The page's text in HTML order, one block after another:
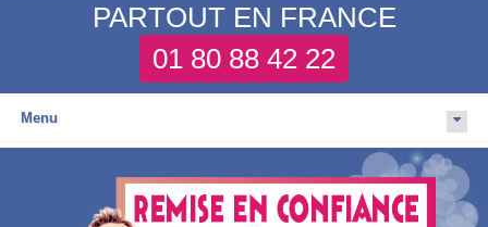
PARTOUT EN FRANCE
01 80 88 42 22
Menu